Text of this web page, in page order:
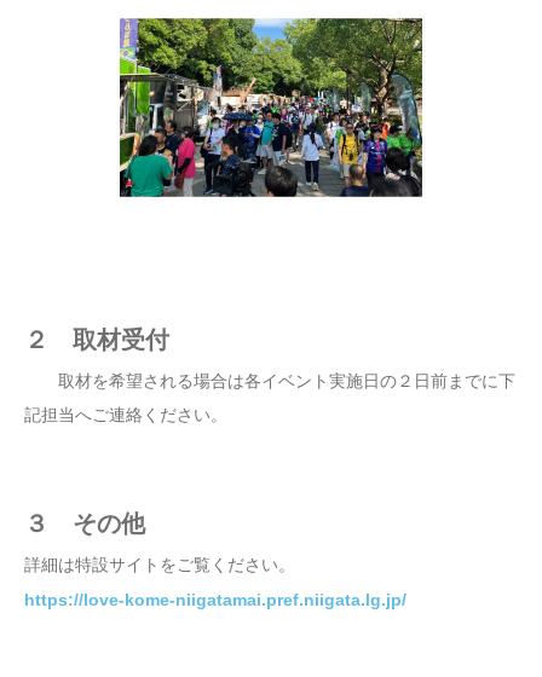
２ 取材受付
取材を希望される場合は各イベント実施日の２日前までに下
記担当へご連絡ください。
３ その他
詳細は特設サイトをご覧ください。
https://love-kome-niigatamai.pref.niigata.lg.jp/